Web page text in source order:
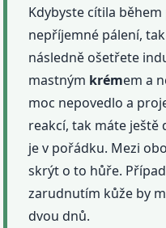
Kdybyste cítila
nepříjemné pálení,
následně ošetřete
mastným krémem a
moc nepovedlo a
reakcí, tak máte
je v pořádku. Mezi
skrýt o to hůře.
zarudnutím kůže by
dvou dnů.